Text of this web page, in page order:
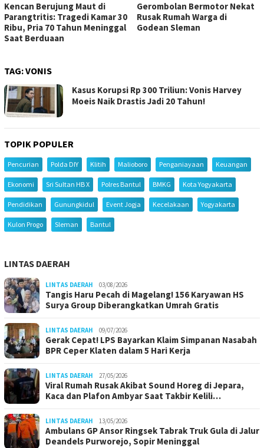
Kencan Berujung Maut di
Parangtritis: Tragedi Kamar 30
Ribu, Pria 70 Tahun Meninggal
Saat Berduaan
Gerombolan Bermotor Nekat
Rusak Rumah Warga di
Godean Sleman
TAG:VONIS
Kasus Korupsi Rp 300 Triliun: Vonis Harvey
Moeis Naik Drastis Jadi 20 Tahun!
TOPIK POPULER
Pencurian Polda DIY Klitih Malioboro Penganiayaan Keuangan
Ekonomi Sri Sultan HB X Polres Bantul BMKG Kota Yogyakarta
Pendidikan Gunungkidul Event Jogja Kecelakaan Yogyakarta
Kulon Progo Sleman Bantul
LINTAS DAERAH
LINTAS DAERAH 03/08/2026
Tangis Haru Pecah di Magelang! 156 Karyawan HS
Surya Group Diberangkatkan Umrah Gratis
LINTAS DAERAH 09/07/2026
Gerak Cepat! LPS Bayarkan Klaim Simpanan Nasabah
BPR Ceper Klaten dalam 5 Hari Kerja
LINTAS DAERAH 27/05/2026
Viral Rumah Rusak Akibat Sound Horeg di Jepara,
Kaca dan Plafon Ambyar Saat Takbir Kelili…
LINTAS DAERAH 13/05/2026
Ambulans GP Ansor Ringsek Tabrak Truk Gula di Jalur
Deandels Purworejo, Sopir Meninggal